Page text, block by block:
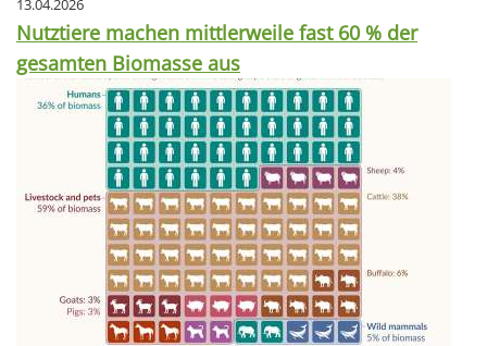
13.04.2026
Nutztiere machen mittlerweile fast 60 % der
gesamten Biomasse aus